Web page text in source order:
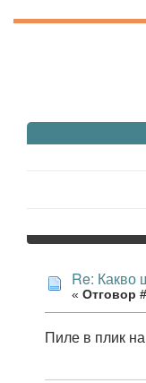
Re: Какво
« Отговор
Пиле в плик